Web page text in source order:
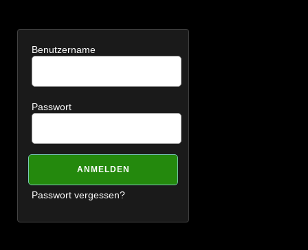
Benutzername
Passwort
Passwort vergessen?